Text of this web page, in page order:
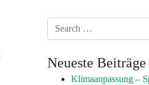
Search
Neueste Beiträge
Klimaanpassung –